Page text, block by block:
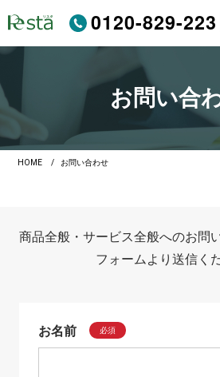
0120-829-223
お問い合
HOME お問い合わせ
商品全般・サービス全般へのお問
フォームより送信く
お名前 必須